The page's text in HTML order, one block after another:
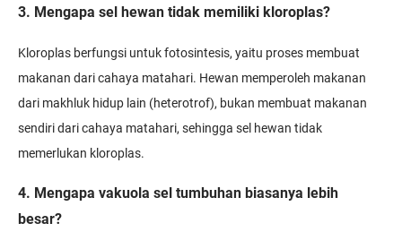
3. Mengapa sel hewan tidak memiliki kloroplas?
Kloroplas berfungsi untuk fotosintesis, yaitu proses membuat
makanan dari cahaya matahari. Hewan memperoleh makanan
dari makhluk hidup lain (heterotrof), bukan membuat makanan
sendiri dari cahaya matahari, sehingga sel hewan tidak
memerlukan kloroplas.
4. Mengapa vakuola sel tumbuhan biasanya lebih
besar?